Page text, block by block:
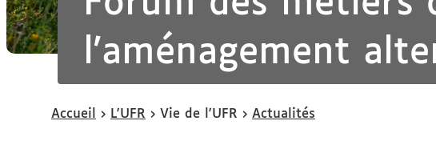
l'aménagement
Vous
Accueil L'UFR Vie de l'UFR Actualités